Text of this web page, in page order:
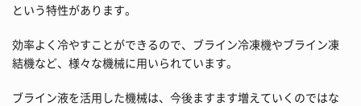
という特性があります。
効率よく冷やすことができるので、ブライン冷凍機やブライン凍
結機など、様々な機械に用いられています。
ブライン液を活用した機械は、今後ますます増えていくのではな